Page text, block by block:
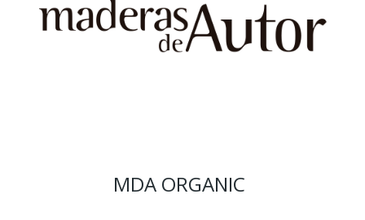
MDA ORGANIC